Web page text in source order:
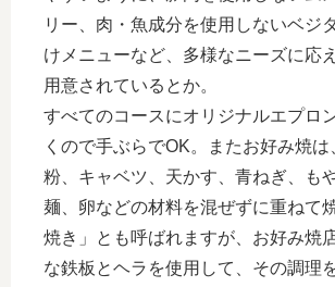
リー、肉・魚成分を使用しないベジ
けメニューなど、多様なニーズに応
用意されているとか。
すべてのコースにオリジナルエプロ
くので手ぶらでOK。またお好み焼は
粉、キャベツ、天かす、青ねぎ、も
麺、卵などの材料を混ぜずに重ねて
焼き」とも呼ばれますが、お好み焼
な鉄板とヘラを使用して、その調理